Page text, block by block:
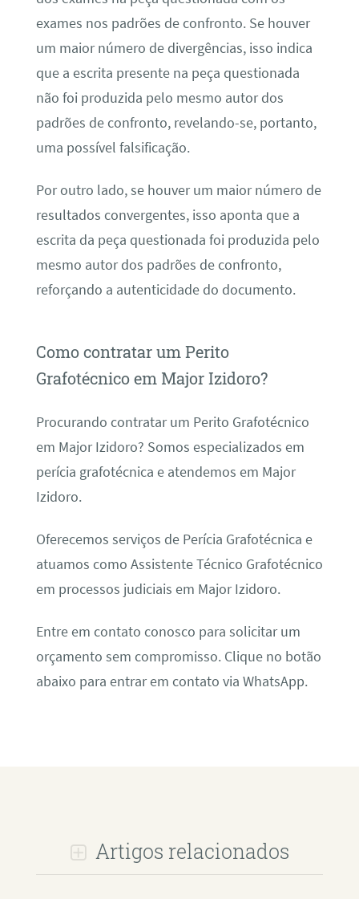
exames nos padrões de confronto. Se houver
um maior número de divergências, isso indica
que a escrita presente na peça questionada
não foi produzida pelo mesmo autor dos
padrões de confronto, revelando-se, portanto,
uma possível falsificação.
Por outro lado, se houver um maior número de
resultados convergentes, isso aponta que a
escrita da peça questionada foi produzida pelo
mesmo autor dos padrões de confronto,
reforçando a autenticidade do documento.
Como contratar um Perito
Grafotécnico em Major Izidoro?
Procurando contratar um Perito Grafotécnico
em Major Izidoro? Somos especializados em
perícia grafotécnica e atendemos em Major
Izidoro.
Oferecemos serviços de Perícia Grafotécnica e
atuamos como Assistente Técnico Grafotécnico
em processos judiciais em Major Izidoro.
Entre em contato conosco para solicitar um
orçamento sem compromisso. Clique no botão
abaixo para entrar em contato via WhatsApp.
Artigos relacionados